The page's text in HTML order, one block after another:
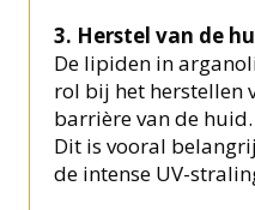
3. Herstel van de
De lipiden in
rol bij het herstellen
barrière van de huid.
Dit is vooral
de intense UV-